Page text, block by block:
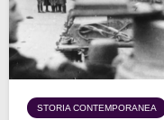
STORIA CONTEMPORANEA